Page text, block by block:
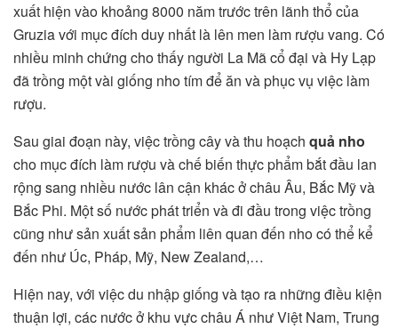
xuất hiện vào khoảng 8000 năm trước trên lãnh thổ của
Gruzia với mục đích duy nhất là lên men làm rượu vang. Có
nhiều minh chứng cho thấy người La Mã cổ đại và Hy Lạp
đã trồng một vài giống nho tím để ăn và phục vụ việc làm
rượu.
Sau giai đoạn này, việc trồng cây và thu hoạch quả nho
cho mục đích làm rượu và chế biến thực phẩm bắt đầu lan
rộng sang nhiều nước lân cận khác ở châu Âu, Bắc Mỹ và
Bắc Phi. Một số nước phát triển và đi đầu trong việc trồng
cũng như sản xuất sản phẩm liên quan đến nho có thể kể
đến như Úc, Pháp, Mỹ, New Zealand,…
Hiện nay, với việc du nhập giống và tạo ra những điều kiện
thuận lợi, các nước ở khu vực châu Á như Việt Nam, Trung